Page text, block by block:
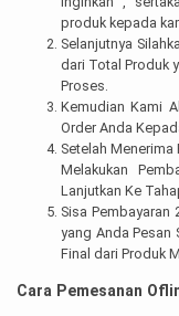
produk kepada
Selanjutnya
dari Total Produk
Proses.
Kemudian Kami
Order Anda
Setelah
Melakukan
Lanjutkan Ke
Sisa Pembayaran
yang Anda Pesan
Final dari Produk
Cara Pemesanan